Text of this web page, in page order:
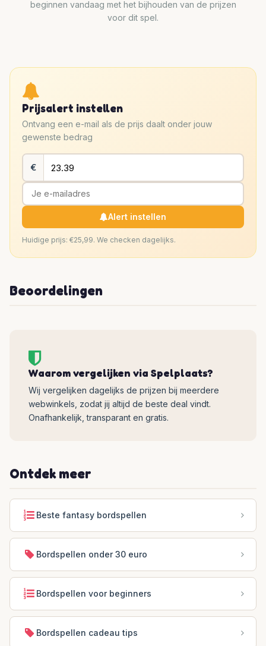
beginnen vandaag met het bijhouden van de prijzen
voor dit spel.
Prijsalert instellen
Ontvang een e-mail als de prijs daalt onder jouw
gewenste bedrag
€
Alert instellen
Huidige prijs: €25,99. We checken dagelijks.
Beoordelingen
Waarom vergelijken via Spelplaats?
Wij vergelijken dagelijks de prijzen bij meerdere
webwinkels, zodat jij altijd de beste deal vindt.
Onafhankelijk, transparant en gratis.
Ontdek meer
Beste fantasy bordspellen
Bordspellen onder 30 euro
Bordspellen voor beginners
Bordspellen cadeau tips